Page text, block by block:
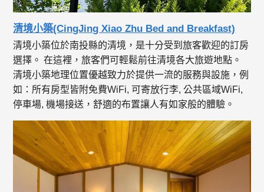
清境小築(CingJing Xiao Zhu Bed and Breakfast)
清境小築位於南投縣的清境，是十分受到旅客歡迎的訂房
選擇。 在這裡，旅客們可輕鬆前往清境各大旅遊地點。
清境小築地理位置優越致力於提供一流的服務與設施，例
如：所有房型皆附免費WiFi, 可寄放行李, 公共區域WiFi,
停車場, 機場接送，舒適的布置讓人有如家般的體驗。